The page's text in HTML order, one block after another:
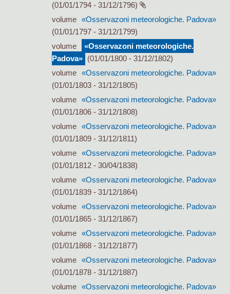
(01/01/1794 - 31/12/1796)
volume «Osservazoni meteorologiche. Padova»
(01/01/1797 - 31/12/1799)
volume
«Osservazoni meteorologiche.
Padova» (01/01/1800 - 31/12/1802)
volume «Osservazoni meteorologiche. Padova»
(01/01/1803 - 31/12/1805)
volume «Osservazoni meteorologiche. Padova»
(01/01/1806 - 31/12/1808)
volume «Osservazoni meteorologiche. Padova»
(01/01/1809 - 31/12/1811)
volume «Osservazoni meteorologiche. Padova»
(01/01/1812 - 30/04/1838)
volume «Osservazoni meteorologiche. Padova»
(01/01/1839 - 31/12/1864)
volume «Osservazoni meteorologiche. Padova»
(01/01/1865 - 31/12/1867)
volume «Osservazoni meteorologiche. Padova»
(01/01/1868 - 31/12/1877)
volume «Osservazoni meteorologiche. Padova»
(01/01/1878 - 31/12/1887)
volume «Osservazoni meteorologiche. Padova»